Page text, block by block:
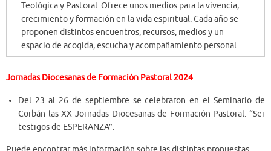
Teológica y Pastoral. Ofrece unos medios para la vivencia,
crecimiento y formación en la vida espiritual. Cada año se
proponen distintos encuentros, recursos, medios y un
espacio de acogida, escucha y acompañamiento personal.
Jornadas Diocesanas de Formación Pastoral 2024
Del 23 al 26 de septiembre se celebraron en el Seminario de
Corbán las XX Jornadas Diocesanas de Formación Pastoral: “Ser
testigos de ESPERANZA”.